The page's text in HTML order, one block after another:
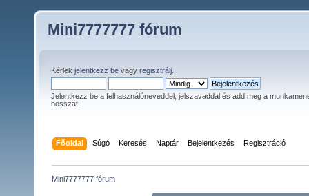
Mini7777777 fórum
Kérlek jelentkezz be vagy regisztrálj
Jelentkezz be a felhasználóneveddel, jelszavaddal és add meg a
hosszát
Főoldal Súgó Keresés Naptár Bejelentkezés Regisztráció
Mini7777777 fórum